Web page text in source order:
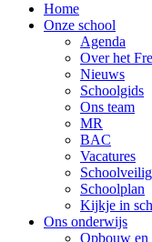
Home
Onze school
Agenda
Over het
Nieuws
Schoolgids
Ons team
MR
BAC
Vacatures
Schoolplan
Kijkje in
Ons onderwijs
Opbouw en